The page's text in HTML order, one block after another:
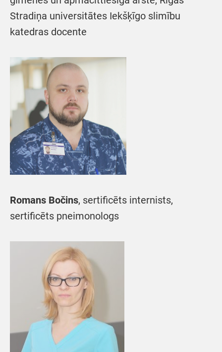
Stradiņa universitātes Iekšķīgo slimību
katedras docente
Romans Bočins, sertificēts internists,
sertificēts pneimonologs